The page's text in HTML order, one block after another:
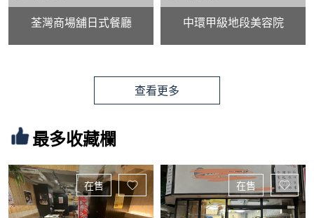
荃灣商場舖日式餐廳 中環甲級地段美容院
查看更多
最多收藏欄
在售 在售